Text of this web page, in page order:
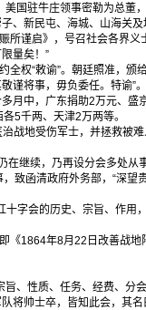
驻牛庄领事密勒为总董
新民屯、海城、山海关及
谨启》，号召社会各界义
量矣！”
“敕谕”。朝廷照准，颁给
谨将事，毋负委任。特谕”。
中，广东捐助2万元、盛
5千两、天津2万两等。
地受伤军士，并拯救被难
继续，乃再设分会多处从事
函清政府外务部，“深望
字会的历史、宗旨、作用
1864年8月22日改善战地
性质、任务、经费、分会
帅士卒，皆知此会，其名